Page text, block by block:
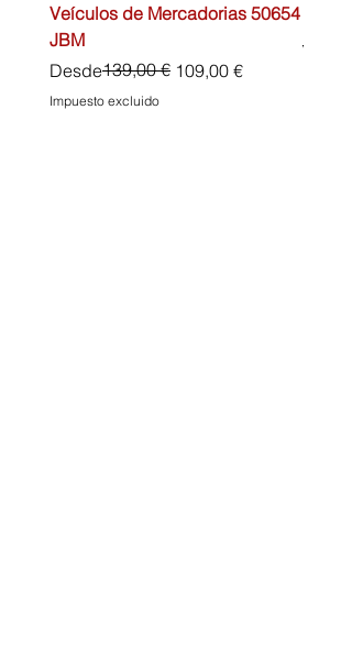
Veículos de Mercadorias 50654
JBM
Desde
Precio139,00 € 109,00 €
Precio de oferta
Impuesto excluido
Precio
45,00 €